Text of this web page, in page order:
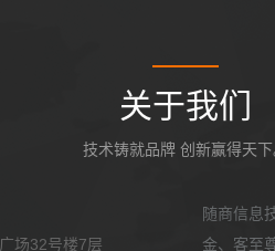
关于我们
技术铸就品牌 创新赢得天下
场32号楼7层
随商信息
金、客至